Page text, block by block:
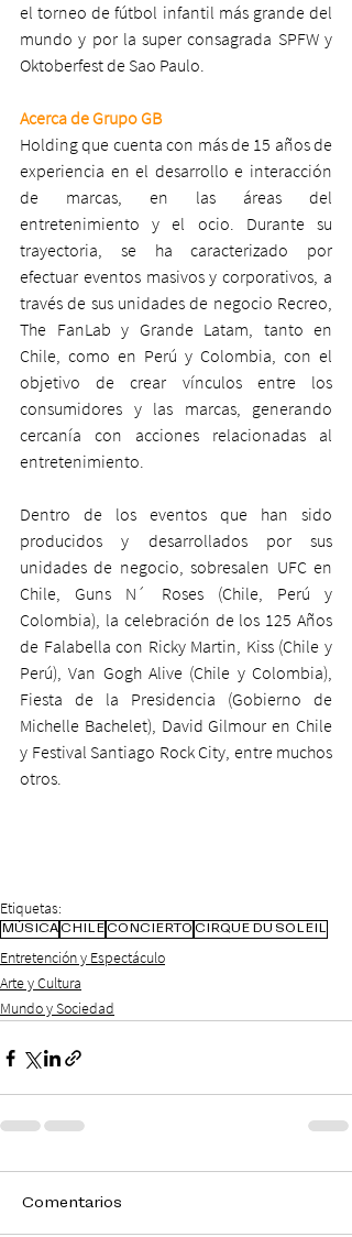
el torneo de fútbol infantil más grande del
mundo y por la super consagrada SPFW y
Oktoberfest de Sao Paulo.
Acerca de Grupo GB
Holding que cuenta con más de 15 años de
experiencia en el desarrollo e interacción
de marcas, en las áreas del
entretenimiento y el ocio. Durante su
trayectoria, se ha caracterizado por
efectuar eventos masivos y corporativos, a
través de sus unidades de negocio Recreo,
The FanLab y Grande Latam, tanto en
Chile, como en Perú y Colombia, con el
objetivo de crear vínculos entre los
consumidores y las marcas, generando
cercanía con acciones relacionadas al
entretenimiento.
Dentro de los eventos que han sido
producidos y desarrollados por sus
unidades de negocio, sobresalen UFC en
Chile, Guns N´ Roses (Chile, Perú y
Colombia), la celebración de los 125 Años
de Falabella con Ricky Martin, Kiss (Chile y
Perú), Van Gogh Alive (Chile y Colombia),
Fiesta de la Presidencia (Gobierno de
Michelle Bachelet), David Gilmour en Chile
y Festival Santiago Rock City, entre muchos
otros.
Etiquetas:
MÚSICACHILECONCIERTO CIRQUE DU SOLEIL
Entretención y Espectáculo
Arte y Cultura
Mundo y Sociedad
Comentarios